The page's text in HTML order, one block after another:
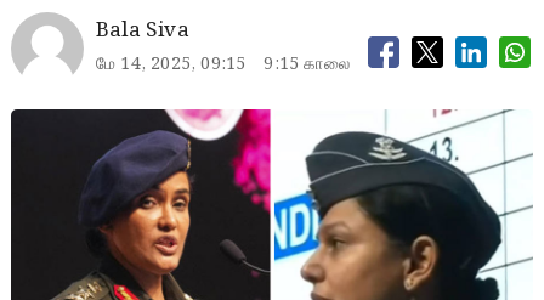
Bala Siva
மே 14, 2025, 09:15 9:15 காலை